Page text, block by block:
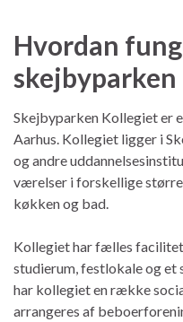
Hvordan
Skejbyparken Kollegiet er
Aarhus. Kollegiet ligger i
og andre
værelser i forskellige
køkken og bad.
Kollegiet har fælles
studierum, festlokale og
har kollegiet en række
arrangeres af